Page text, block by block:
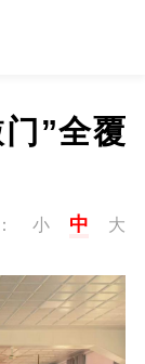
”全覆
小 中 大